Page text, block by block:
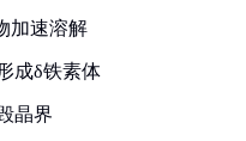
加速溶解
成δ铁素体
晶界